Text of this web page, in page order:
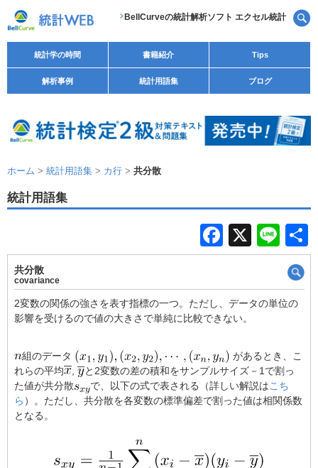
BellCurveの統計解析ソフト エクセル統計
統計学の時間 書籍紹介 Tips
解析事例 統計用語集 ブログ
ホーム > 統計用語集 > カ行 > 共分散
統計用語集
F
a
e
b
o
o
k
X
Li
n
e
共分散
covariance
2変数の関係の強さを表す指標の一つ。ただし、データの単位の
影響を受けるので値の大きさで単純に比較できない。
組のデータ
があるとき、こ
れらの平均
と2変数の差の積和をサンプルサイズ－1で割っ
た値が共分散
で、以下の式で表される（詳しい解説はこち
ら ）。ただし、共分散を各変数の標準偏差で割った値は相関係数
となる。